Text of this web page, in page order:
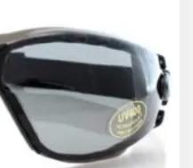
694/830–860/1064
of laser
830–860 LB3 /DIR 1064